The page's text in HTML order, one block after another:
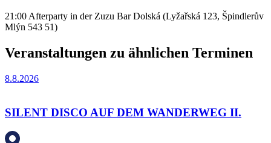
21:00 Afterparty in der Zuzu Bar Dolská (Lyžařská 123, Špindlerův
Mlýn 543 51)
Veranstaltungen zu ähnlichen Terminen
8.8.2026
SILENT DISCO AUF DEM WANDERWEG II.